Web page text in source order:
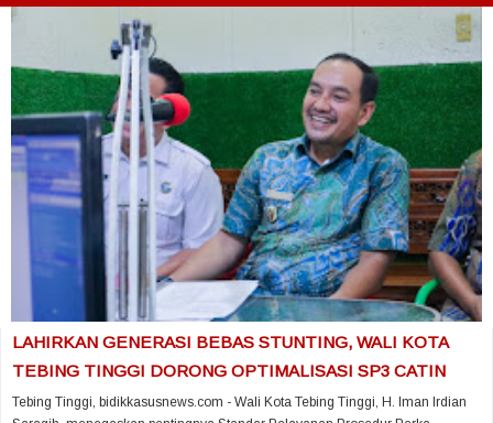
LAHIRKAN GENERASI BEBAS STUNTING, WALI KOTA
TEBING TINGGI DORONG OPTIMALISASI SP3 CATIN
Tebing Tinggi, bidikkasusnews.com - Wali Kota Tebing Tinggi, H. Iman Irdian